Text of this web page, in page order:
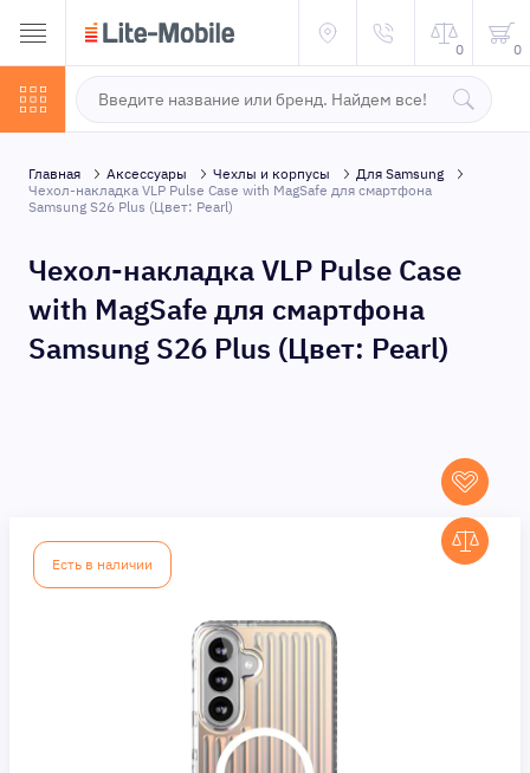
0 0
Главная Аксессуары Чехлы и корпусы
Для Samsung
Чехол-накладка VLP Pulse Case with MagSafe для смартфона
Samsung S26 Plus (Цвет: Pearl)
Чехол-накладка VLP Pulse Case
with MagSafe для смартфона
Samsung S26 Plus (Цвет: Pearl)
Есть в наличии